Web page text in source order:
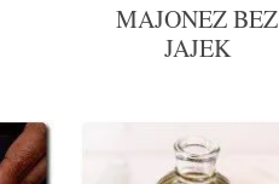
MAJONEZ BEZ
JAJEK